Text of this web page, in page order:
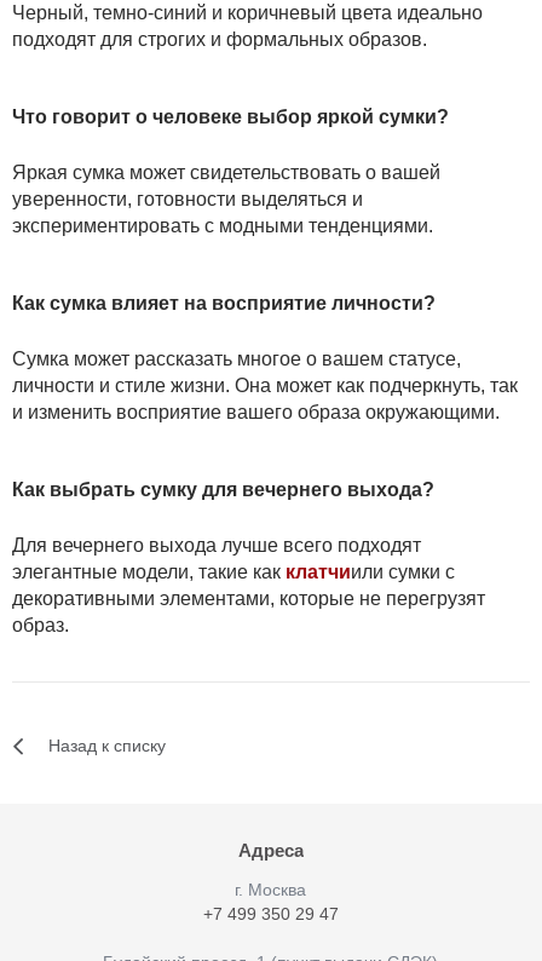
Черный, темно-синий и коричневый цвета идеально
подходят для строгих и формальных образов.
Что говорит о человеке выбор яркой сумки?
Яркая сумка может свидетельствовать о вашей
уверенности, готовности выделяться и
экспериментировать с модными тенденциями.
Как сумка влияет на восприятие личности?
Сумка может рассказать многое о вашем статусе,
личности и стиле жизни. Она может как подчеркнуть, так
и изменить восприятие вашего образа окружающими.
Как выбрать сумку для вечернего выхода?
Для вечернего выхода лучше всего подходят
элегантные модели, такие как клатчиили сумки с
декоративными элементами, которые не перегрузят
образ.
Назад к списку
Адреса
г. Москва
+7 499 350 29 47